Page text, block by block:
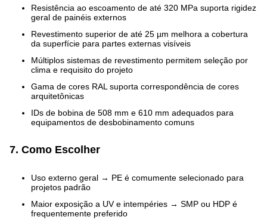
Resistência ao escoamento de até 320 MPa suporta rigidez
geral de painéis externos
Revestimento superior de até 25 µm melhora a cobertura
da superfície para partes externas visíveis
Múltiplos sistemas de revestimento permitem seleção por
clima e requisito do projeto
Gama de cores RAL suporta correspondência de cores
arquitetônicas
IDs de bobina de 508 mm e 610 mm adequados para
equipamentos de desbobinamento comuns
7. Como Escolher
Uso externo geral → PE é comumente selecionado para
projetos padrão
Maior exposição a UV e intempéries → SMP ou HDP é
frequentemente preferido